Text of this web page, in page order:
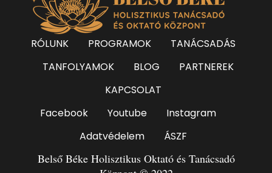
RÓLUNK PROGRAMOK
TANÁCSADÁS
TANFOLYAMOK
BLOG
PARTNEREK
KAPCSOLAT
Facebook
Youtube
Instagram
Adatvédelem
ÁSZF
Belső Béke Holisztikus Oktató és Tanácsadó